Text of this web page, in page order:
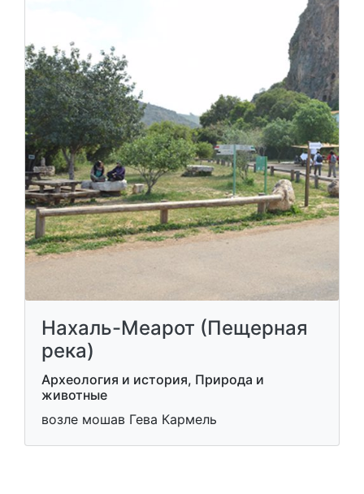
Нахаль-Меарот (Пещерная
река)
Археология и история, Природа и
животные
возле мошав Гева Кармель